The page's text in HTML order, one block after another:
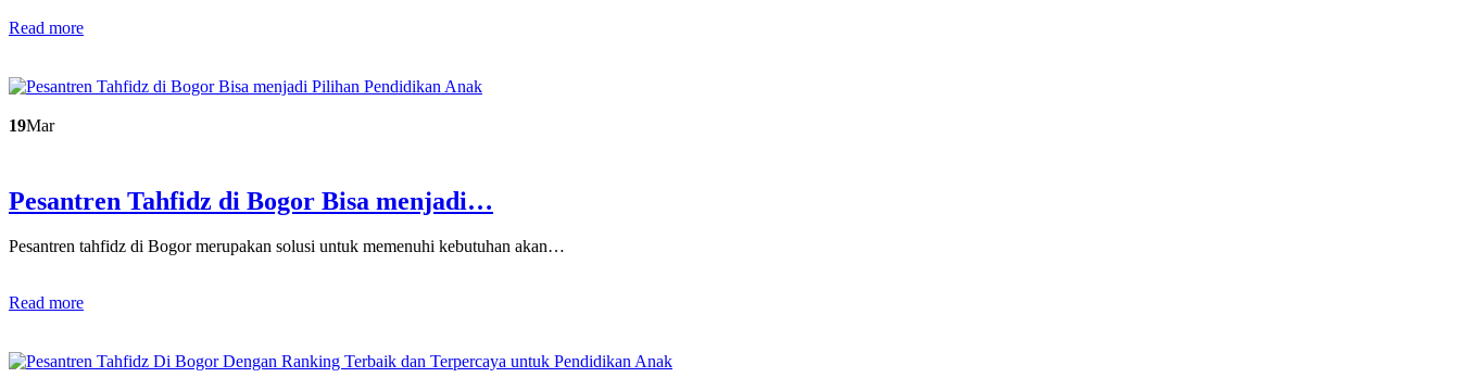
Read more
19Mar
Pesantren Tahfidz di Bogor Bisa menjadi…
Pesantren tahfidz di Bogor merupakan solusi untuk memenuhi kebutuhan akan…
Read more